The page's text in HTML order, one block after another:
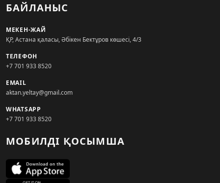
БАЙЛАНЫС
МЕКЕН-ЖАЙ
ҚР, Астана қаласы, Әбікен Бектұров көшесі, 4/3
ТЕЛЕФОН
+7 701 933 8520
EMAIL
aktan.yeltay@gmail.com
WHATSAPP
+7 701 933 8520
МОБИЛДІ ҚОСЫМША